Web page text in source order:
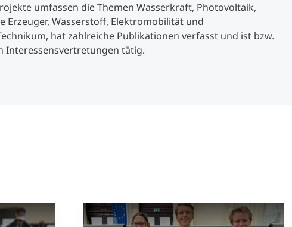
umfassen die Themen Wasserkraft, Photovoltaik,
Erzeuger, Wasserstoff, Elektromobilität und
hat zahlreiche Publikationen verfasst und ist bzw.
Interessensvertretungen tätig.